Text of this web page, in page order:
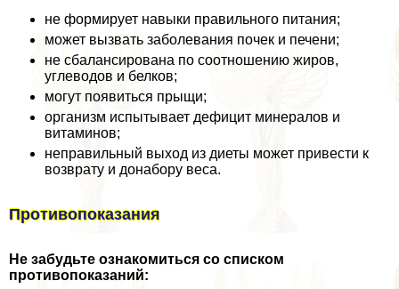
не формирует навыки правильного питания;
может вызвать заболевания почек и печени;
не сбалансирована по соотношению жиров,
углеводов и белков;
могут появиться прыщи;
организм испытывает дефицит минералов и
витаминов;
неправильный выход из диеты может привести к
возврату и донабору веса.
Противопоказания
Не забудьте ознакомиться со списком
противопоказаний: